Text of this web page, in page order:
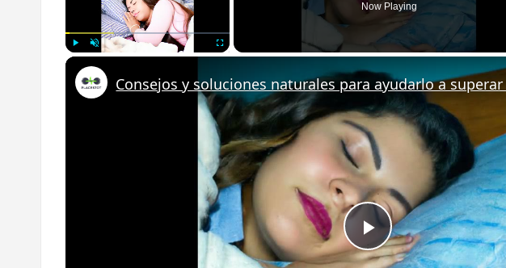
sueño
y
aliviar
del
Now Playing
Play
Consejos y soluciones naturales para ayudarlo a